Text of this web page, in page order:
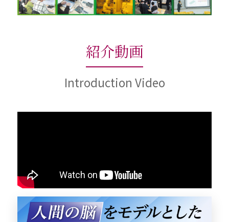
紹介動画
Introduction Video